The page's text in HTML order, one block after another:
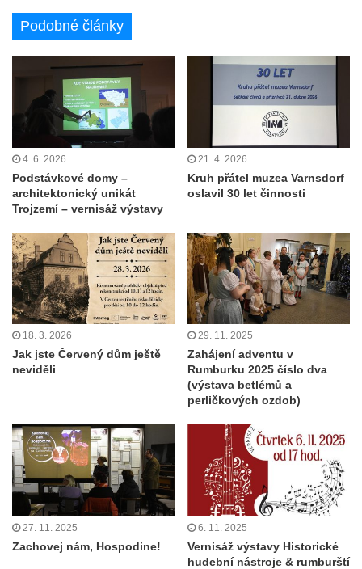
Podobné články
4. 6. 2026
Podstávkové domy –
architektonický unikát
Trojzemí – vernisáž výstavy
21. 4. 2026
Kruh přátel muzea Varnsdorf
oslavil 30 let činnosti
18. 3. 2026
Jak jste Červený dům ještě
neviděli
29. 11. 2025
Zahájení adventu v
Rumburku 2025 číslo dva
(výstava betlémů a
perličkových ozdob)
27. 11. 2025
Zachovej nám, Hospodine!
6. 11. 2025
Vernisáž výstavy Historické
hudební nástroje & rumburští